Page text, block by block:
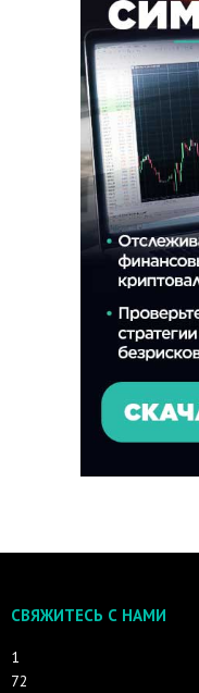
СВЯЖИТЕСЬ С НАМИ
1
72